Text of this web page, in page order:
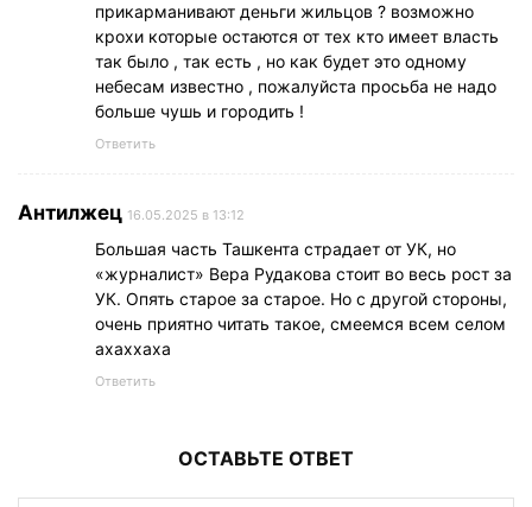
прикарманивают деньги жильцов ? возможно
крохи которые остаются от тех кто имеет власть
так было , так есть , но как будет это одному
небесам известно , пожалуйста просьба не надо
больше чушь и городить !
Ответить
Антилжец 16.05.2025 в 13:12
Большая часть Ташкента страдает от УК, но
«журналист» Вера Рудакова стоит во весь рост за
УК. Опять старое за старое. Но с другой стороны,
очень приятно читать такое, смеемся всем селом
ахаххаха
Ответить
ОСТАВЬТЕ ОТВЕТ